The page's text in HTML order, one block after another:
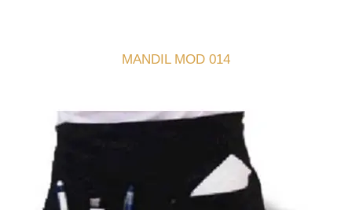
MANDIL MOD 014